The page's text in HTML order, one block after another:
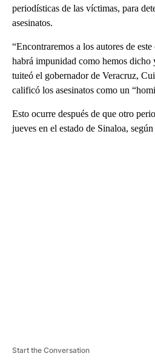
periodísticas de las víctimas, para
asesinatos.
“Encontraremos a los autores de
habrá impunidad como hemos dicho
tuiteó el gobernador de Veracruz,
calificó los asesinatos como un
Esto ocurre después de que otro
jueves en el estado de Sinaloa,
Start the Conversation